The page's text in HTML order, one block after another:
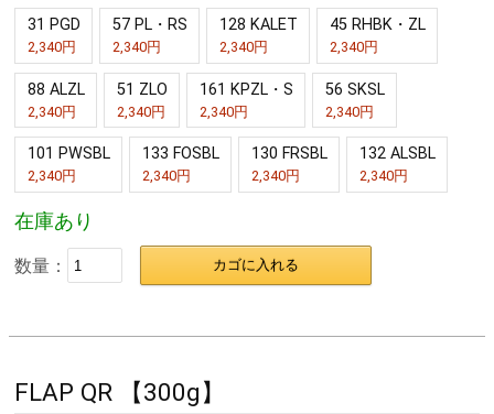
31 PGD
2,340円
57 PL・RS
2,340円
128 KALET
2,340円
45 RHBK・ZL
2,340円
88 ALZL
2,340円
51 ZLO
2,340円
161 KPZL・S
2,340円
56 SKSL
2,340円
101 PWSBL
2,340円
133 FOSBL
2,340円
130 FRSBL
2,340円
132 ALSBL
2,340円
在庫あり
数量： カゴに入れる
FLAP QR 【300g】